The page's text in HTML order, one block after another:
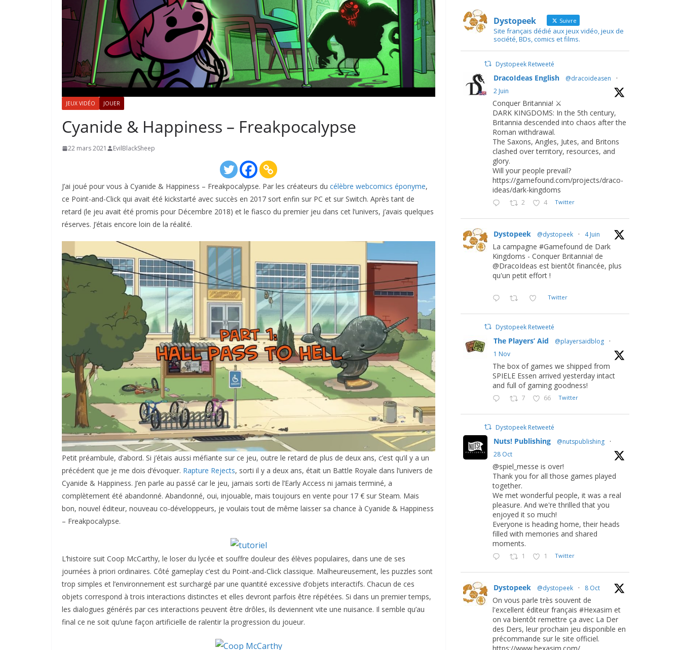
JEUX VIDÉO JOUER
Cyanide & Happiness – Freakpocalypse
22 mars 2021 EvilBlackSheep
J’ai joué pour vous à Cyanide & Happiness – Freakpocalypse. Par les créateurs du célèbre webcomics éponyme,
ce Point-and-Click qui avait été kickstarté avec succès en 2017 sort enfin sur PC et sur Switch. Après tant de
retard (le jeu avait été promis pour Décembre 2018) et le fiasco du premier jeu dans cet l’univers, j’avais quelques
réserves. J’étais encore loin de la réalité.
Petit préambule, d’abord. Si j’étais aussi méfiante sur ce jeu, outre le retard de plus de deux ans, c’est qu’il y a un
précédent que je me dois d’évoquer. Rapture Rejects, sorti il y a deux ans, était un Battle Royale dans l’univers de
Cyanide & Happiness. J’en parle au passé car le jeu, jamais sorti de l’Early Access ni jamais terminé, a
complètement été abandonné. Abandonné, oui, injouable, mais toujours en vente pour 17 € sur Steam. Mais
bon, nouvel éditeur, nouveau co-développeurs, je voulais tout de même laisser sa chance à Cyanide & Happiness
– Freakpocalypse.
L’histoire suit Coop McCarthy, le loser du lycée et souffre douleur des élèves populaires, dans une de ses
journées à priori ordinaires. Côté gameplay c’est du Point-and-Click classique. Malheureusement, les puzzles sont
trop simples et l’environnement est surchargé par une quantité excessive d’objets interactifs. Chacun de ces
objets correspond à trois interactions distinctes et elles devront parfois être répétées. Si dans un premier temps,
les dialogues générés par ces interactions peuvent être drôles, ils deviennent vite une nuisance. Il semble qu’au
final ce ne soit qu’une façon artificielle de ralentir la progression du joueur.
Dystopeek Suivre
Site français dédié aux jeux vidéo, jeux de
société, BDs, comics et films.
Dystopeek Retweeté
DracoIdeas English @dracoideasen
·
2 Juin
Conquer Britannia! ⚔️
DARK KINGDOMS: In the 5th century,
Britannia descended into chaos after the
Roman withdrawal.
The Saxons, Angles, Jutes, and Britons
clashed over territory, resources, and
glory.
Will your people prevail?
https://gamefound.com/projects/draco-
ideas/dark-kingdoms
2 4 Twitter
Dystopeek @dystopeek · 4 Juin
La campagne #Gamefound de Dark
Kingdoms - Conquer Britannia! de
@DracoIdeas est bientôt financée, plus
qu'un petit effort !
Twitter
Dystopeek Retweeté
The Players’ Aid @playersaidblog
·
1 Nov
The box of games we shipped from
SPIELE Essen arrived yesterday intact
and full of gaming goodness!
7 66 Twitter
Dystopeek Retweeté
Nuts! Publishing @nutspublishing
·
28 Oct
@spiel_messe is over!
Thank you for all those games played
together.
We met wonderful people, it was a real
pleasure. And we're thrilled that you
enjoyed it so much!
Everyone is heading home, their heads
filled with memories and shared
moments.
1 1 Twitter
Dystopeek @dystopeek · 8 Oct
On vous parle très souvent de
l'excellent éditeur français #Hexasim et
on va bientôt remettre ça avec La Der
des Ders, leur prochain jeu disponible en
précommande sur le site officiel.